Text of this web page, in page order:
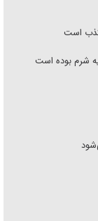
کذب است
شرم بوده است